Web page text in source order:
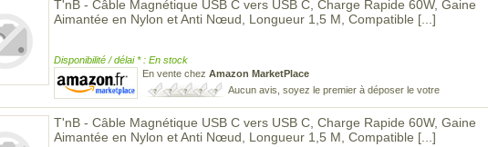
T'nB - Câble Magnétique USB C vers USB C, Charge Rapide 60W, Gaine
Aimantée en Nylon et Anti Nœud, Longueur 1,5 M, Compatible [...]
Disponibilité / délai * : En stock
En vente chez Amazon MarketPlace
Aucun avis, soyez le premier à déposer le votre
T'nB - Câble Magnétique USB C vers USB C, Charge Rapide 60W, Gaine
Aimantée en Nylon et Anti Nœud, Longueur 1,5 M, Compatible [...]